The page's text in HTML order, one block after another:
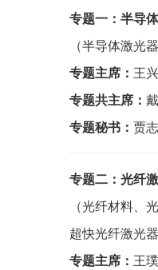
专题一：半导
（半导体激光
专题主席： 王
专题共主席：
专题秘书： 贾
专题二：光纤
（光纤材料、
超快光纤激光
专题主席： 王